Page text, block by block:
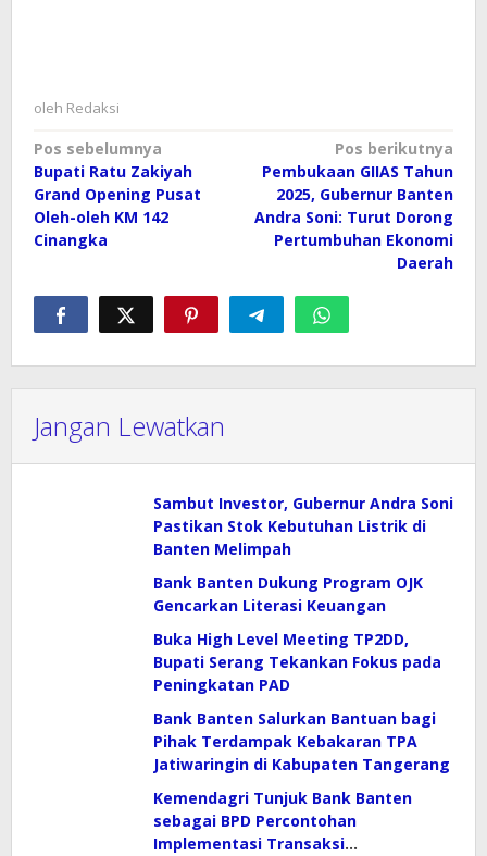
oleh Redaksi
Navigasi
pos
Pos sebelumnya
Bupati Ratu Zakiyah
Grand Opening Pusat
Oleh-oleh KM 142
Cinangka
Pos berikutnya
Pembukaan GIIAS Tahun
2025, Gubernur Banten
Andra Soni: Turut Dorong
Pertumbuhan Ekonomi
Daerah
Jangan Lewatkan
Sambut Investor, Gubernur Andra Soni
Pastikan Stok Kebutuhan Listrik di
Banten Melimpah
Bank Banten Dukung Program OJK
Gencarkan Literasi Keuangan
Buka High Level Meeting TP2DD,
Bupati Serang Tekankan Fokus pada
Peningkatan PAD
Bank Banten Salurkan Bantuan bagi
Pihak Terdampak Kebakaran TPA
Jatiwaringin di Kabupaten Tangerang
Kemendagri Tunjuk Bank Banten
sebagai BPD Percontohan
Implementasi Transaksi